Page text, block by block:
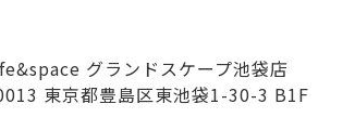
グランドスケープ池袋店
東京都豊島区東池袋1-30-3 B1F